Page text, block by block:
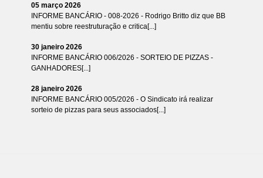
05 março 2026
INFORME BANCÁRIO - 008-2026 - Rodrigo Britto diz que BB
mentiu sobre reestruturação e critica[...]
30 janeiro 2026
INFORME BANCÁRIO 006/2026 - SORTEIO DE PIZZAS -
GANHADORES[...]
28 janeiro 2026
INFORME BANCÁRIO 005/2026 - O Sindicato irá realizar
sorteio de pizzas para seus associados[...]